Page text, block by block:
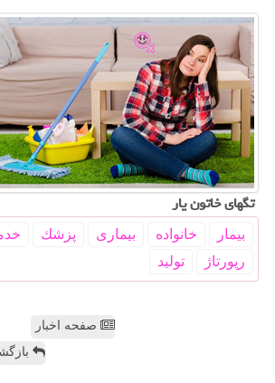
تگهای خاتون یار
بیمار خانواده بیماری پزشك
رپورتاژ
تولید
صفحه اخبار